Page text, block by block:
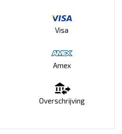
Visa
Amex
Overschrijving